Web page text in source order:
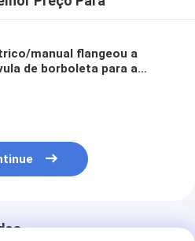
manual flangeou a
de borboleta para a